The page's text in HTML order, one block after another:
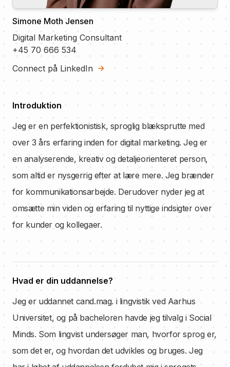
Simone Moth Jensen
Digital Marketing Consultant
+45 70 666 534
Connect på LinkedIn
Introduktion
Jeg er en perfektionistisk, sproglig blæksprutte med
over 3 års erfaring inden for digital marketing. Jeg er
en analyserende, kreativ og detaljeorienteret person,
som altid er nysgerrig efter at lære mere. Jeg brænder
for kommunikationsarbejde. Derudover nyder jeg at
omsætte min viden og erfaring til nyttige indsigter over
for kunder og kollegaer.
Hvad er din uddannelse?
Jeg er uddannet cand.mag. i lingvistik ved Aarhus
Universitet, og på bacheloren havde jeg tilvalg i Social
Minds. Som lingvist undersøger man, hvorfor sprog er,
som det er, og hvordan det udvikles og bruges. Jeg